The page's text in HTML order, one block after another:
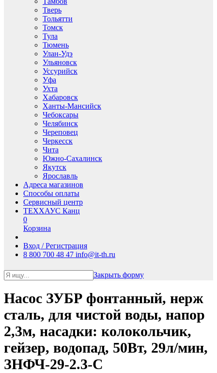
Тверь
Тольятти
Томск
Тула
Тюмень
Улан-Удэ
Ульяновск
Уссурийск
Уфа
Ухта
Хабаровск
Ханты-Мансийск
Чебоксары
Челябинск
Череповец
Черкесск
Чита
Южно-Сахалинск
Якутск
Ярославль
Адреса магазинов
Способы оплаты
Сервисный центр
ТЕХХАУС Канц
0
Корзина
Вход / Регистрация
8 800 700 48 47 info@it-th.ru
Закрыть форму
Насос ЗУБР фонтанный, нерж
сталь, для чистой воды, напор
2,3м, насадки: колокольчик,
гейзер, водопад, 50Вт, 29л/мин,
ЗНФЧ-29-2.3-С